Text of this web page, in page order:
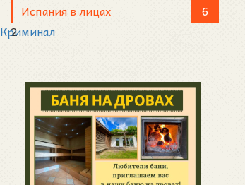
Испания в лицах
6
Криминал
2